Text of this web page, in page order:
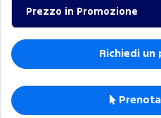
Prezzo in Promozione
Richiedi